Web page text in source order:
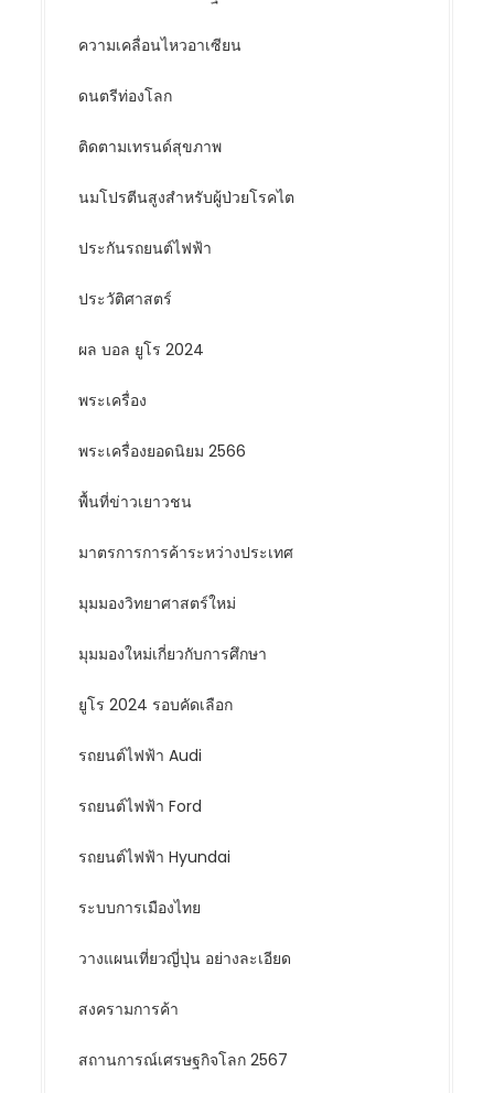
ความเคลื่อนไหวอาเซียน
ดนตรีท่องโลก
ติดตามเทรนด์สุขภาพ
นมโปรตีนสูงสำหรับผู้ป่วยโรคไต
ประกันรถยนต์ไฟฟ้า
ประวัติศาสตร์
ผล บอล ยูโร 2024
พระเครื่อง
พระเครื่องยอดนิยม 2566
พื้นที่ข่าวเยาวชน
มาตรการการค้าระหว่างประเทศ
มุมมองวิทยาศาสตร์ใหม่
มุมมองใหม่เกี่ยวกับการศึกษา
ยูโร 2024 รอบคัดเลือก
รถยนต์ไฟฟ้า Audi
รถยนต์ไฟฟ้า Ford
รถยนต์ไฟฟ้า Hyundai
ระบบการเมืองไทย
วางแผนเที่ยวญี่ปุ่น อย่างละเอียด
สงครามการค้า
สถานการณ์เศรษฐกิจโลก 2567